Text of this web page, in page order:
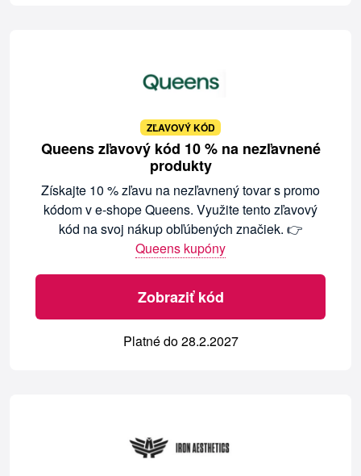
ZĽAVOVÝ KÓD
Queens zľavový kód 10 % na nezľavnené
produkty
Získajte 10 % zľavu na nezľavnený tovar s promo
kódom v e-shope Queens. Využite tento zľavový
kód na svoj nákup obľúbených značiek. 👉
Queens kupóny
Zobraziť kód
Platné do 28.2.2027